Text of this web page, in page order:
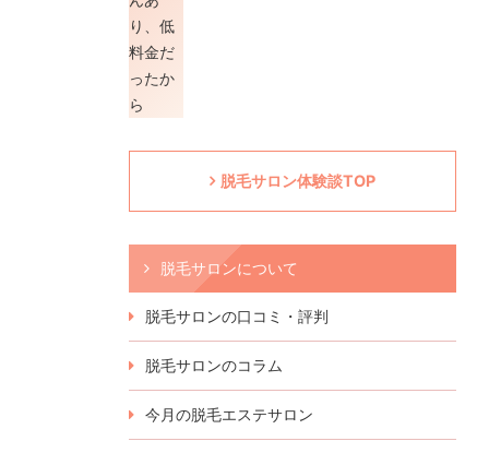
脱毛サロン体験談TOP
脱毛サロンについて
脱毛サロンの口コミ・評判
脱毛サロンのコラム
今月の脱毛エステサロン